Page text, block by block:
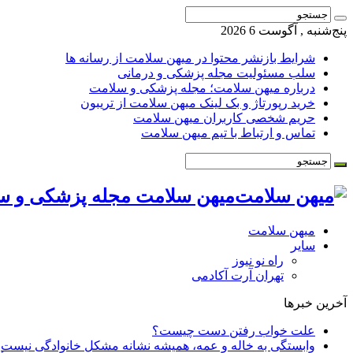
پنج‌شنبه , آگوست 6 2026
شرایط بازنشر محتوا در میهن سلامت از رسانه ها
سلب مسئولیت مجله پزشکی و درمانی
درباره میهن سلامت؛ مجله پزشکی و سلامت
خرید رپورتاژ و بک لینک میهن سلامت از تریبون
حریم شخصی کاربران میهن سلامت
تماس و ارتباط با تیم میهن سلامت
میهن سلامت مجله پزشکی و
میهن سلامت
سایر
راه نو نیوز
تهران آرت آکادمی
آخرین خبرها
علت خواب رفتن دست چیست؟
وابستگی به خاله و عمه، همیشه نشانه مشکل خانوادگی نیست